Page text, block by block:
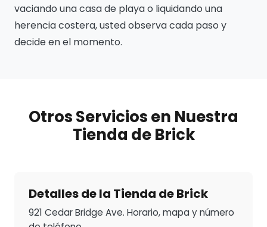
vaciando una casa de playa o liquidando una
herencia costera, usted observa cada paso y
decide en el momento.
Otros Servicios en Nuestra
Tienda de Brick
Detalles de la Tienda de Brick
921 Cedar Bridge Ave. Horario, mapa y número